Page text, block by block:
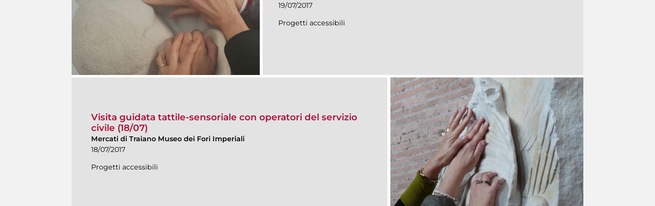
19/07/2017
Progetti accessibili
Visita guidata tattile-sensoriale con operatori del servizio
civile (18/07)
Mercati di Traiano Museo dei Fori Imperiali
18/07/2017
Progetti accessibili